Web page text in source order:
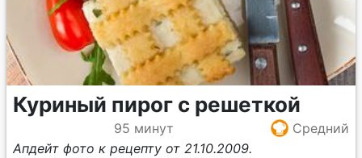
Куриный пирог с решеткой
95 минут
Средний
Апдейт фото к рецепту от 21.10.2009.